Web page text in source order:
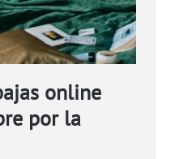
online
por la